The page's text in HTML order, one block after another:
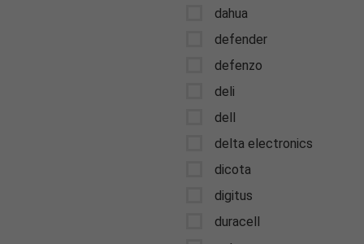
dahua
defender
defenzo
deli
dell
delta electronics
dicota
digitus
duracell